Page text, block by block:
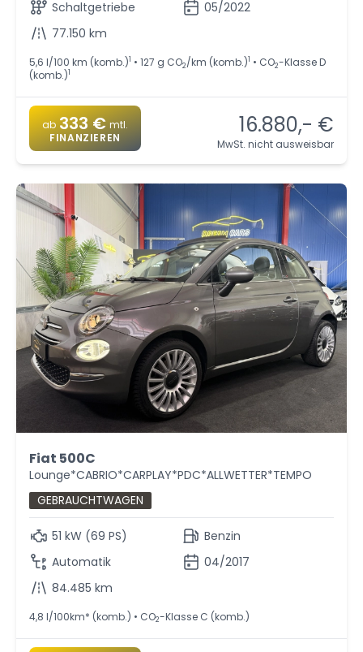
Schaltgetriebe
77.150 km
05/2022
5,6 l/100 km (komb.)1 • 127 g CO2/km (komb.)1 • CO2-Klasse D
(komb.)1
ab 333 € mtl.
FINANZIEREN
16.880,- €
MwSt. nicht ausweisbar
Fiat 500C
Lounge*CABRIO*CARPLAY*PDC*ALLWETTER*TEMPO
GEBRAUCHTWAGEN
51 kW (69 PS)
Automatik
84.485 km
Benzin
04/2017
4,8 l/100km* (komb.) • CO2-Klasse C (komb.)